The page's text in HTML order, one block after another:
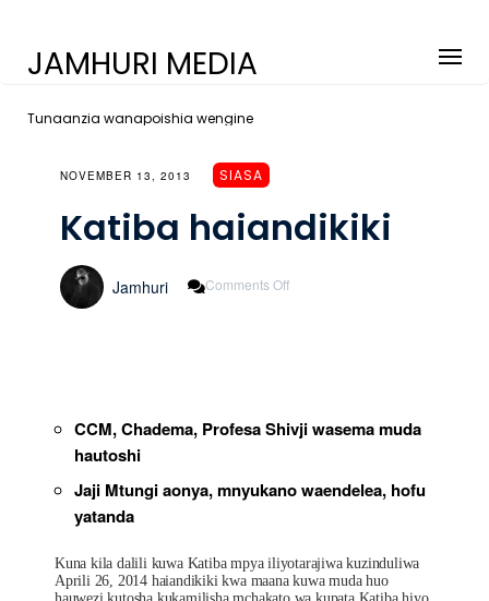
JAMHURI MEDIA
Tunaanzia wanapoishia wengine
NOVEMBER 13, 2013 SIASA
Katiba haiandikiki
Jamhuri Comments Off
CCM, Chadema, Profesa Shivji wasema muda
hautoshi
Jaji Mtungi aonya, mnyukano waendelea, hofu
yatanda
Kuna kila dalili kuwa Katiba mpya iliyotarajiwa kuzinduliwa
Aprili 26, 2014 haiandikiki kwa maana kuwa muda huo